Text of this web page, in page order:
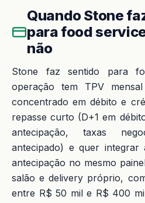
Quando Stone
para food
não
Stone faz sentido para
operação tem TPV
concentrado em débito e
repasse curto (D+1 em
antecipação, taxas
antecipado) e quer integrar
antecipação no mesmo
salão e delivery próprio,
entre R$ 50 mil e R$ 400